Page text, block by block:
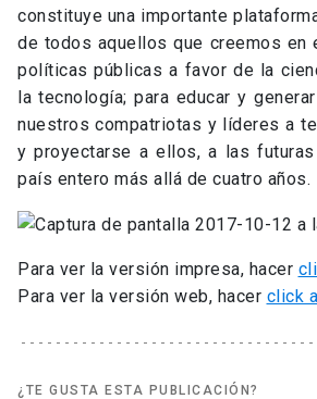
constituye una importante
de todos aquellos que creemos en
políticas públicas a favor de la
la tecnología; para educar y
nuestros compatriotas y líderes a
y proyectarse a ellos, a las
país entero más allá de cuatro años.
Para ver la versión impresa, hacer
Para ver la versión web, hacer click
¿TE GUSTA ESTA PUBLICACIÓN?